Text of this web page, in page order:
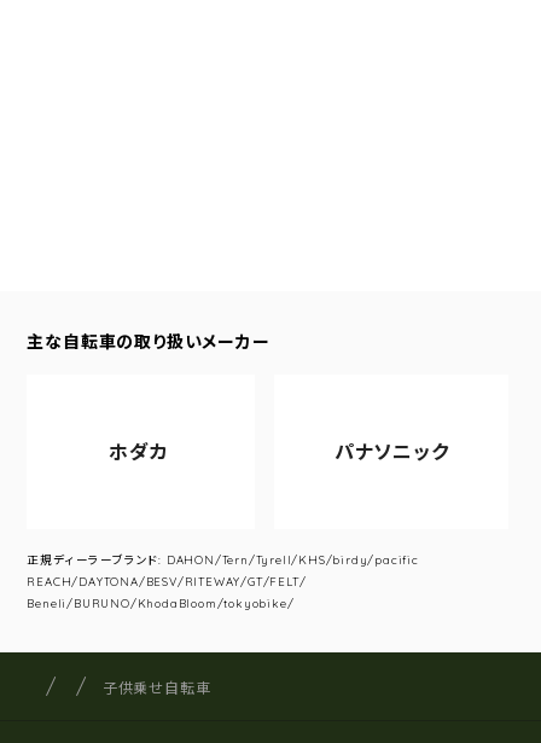
主な自転車の取り扱いメーカー
ホダカ パナソニック
正規ディーラーブランド: DAHON/Tern/Tyrell/KHS/birdy/pacific
REACH/DAYTONA/BESV/RITEWAY/GT/FELT/
Beneli/BURUNO/KhodaBloom/tokyobike/
サイト内の現在地
サイクルショップナカゴヤ
子供乗せ自転車